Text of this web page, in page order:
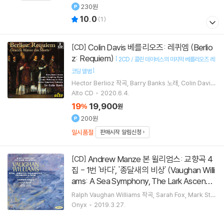
230원
10.0 (1)
[CD]
z: Requiem) [ 2CD / 콜린 데이비스의 마지막 베를리오즈 레
코딩 앨범]
Hector Berlioz 작곡 Barry Banks 노래 Colin Davis
지휘 London Symphony Orchestra
Alto CD 2020.6.4.
19% 19,900원
200원
일시품절
판매시작 알림신청
[CD]
집 - 1번 '바다', '종달새의 비상' (Vaughan Willi
ams: A Sea Symphony, The Lark Ascendin
g)
Ralph Vaughan Williams 작곡 Sarah Fox Mark Sto
ne Royal Liverpool Philharmonic Choir
Onyx 2019.3.27.